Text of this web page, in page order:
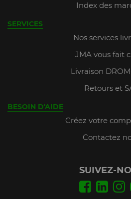
Index des
SERVICES
Nos services
JMA vous fait
Livraison
Retours et
BESOIN D'AIDE
Créez votre
Contactez
SUIVEZ-